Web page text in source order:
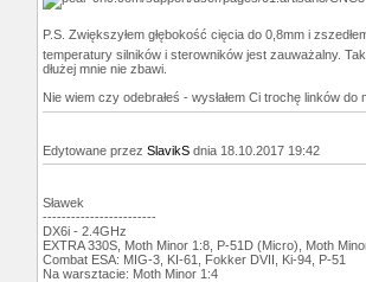
P.S. Zwiększyłem głębokość cięcia do 0,8mm i
temperatury silników i sterowników jest zauważalny.
dłużej mnie nie zbawi.
Nie wiem czy odebrałeś - wysłałem Ci trochę linków
Edytowane przez SlavikS dnia 18.10.2017 19:42
Sławek
------------------------
DX6i - 2.4GHz
EXTRA 330S, Moth Minor 1:8, P-51D (Micro), Moth
Combat ESA: MIG-3, KI-61, Fokker DVII, Ki-94, P-51
Na warsztacie: Moth Minor 1:4